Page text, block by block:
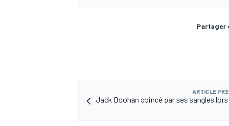
Partager
ARTICLE
Jack Doohan coincé par ses sangles lors